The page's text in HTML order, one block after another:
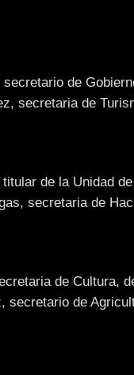
de
secretaria de
de la Unidad
secretaria de
de Cultura,
secretario de